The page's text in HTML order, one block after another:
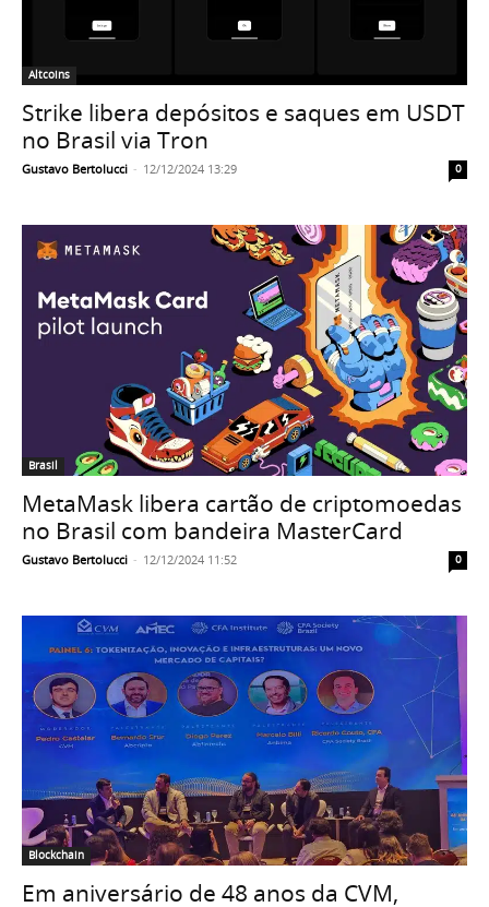
Altcoins
Strike libera depósitos e saques em USDT
no Brasil via Tron
Gustavo Bertolucci - 12/12/2024 13:29 0
Brasil
MetaMask libera cartão de criptomoedas
no Brasil com bandeira MasterCard
Gustavo Bertolucci - 12/12/2024 11:52 0
Blockchain
Em aniversário de 48 anos da CVM,